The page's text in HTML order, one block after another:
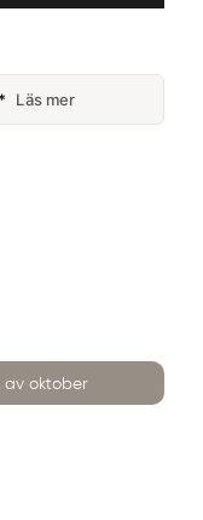
Läs mer
av oktober